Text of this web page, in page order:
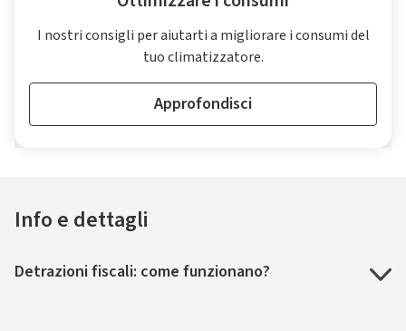
I nostri consigli per aiutarti a migliorare i consumi del
tuo climatizzatore.
Approfondisci
Info e dettagli
Detrazioni fiscali: come funzionano?